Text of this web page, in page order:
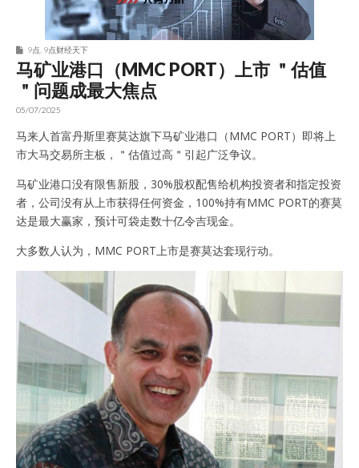
9点 9点财经天下
马矿业港口（MMC PORT）上市 ＂估值
＂问题成最大焦点
05/07/2025
马来人首富丹斯里赛莫达旗下马矿业港口（MMC PORT）即将上
市大马交易所主板，＂估值过高＂引起广泛争议。
马矿业港口没有限售新股，30%股权配售给机构投资者和指定投资
者，公司没有从上市获得任何资金，100%持有MMC PORT的赛莫
达是最大赢家，预计可袋走数十亿令吉现金。
大多数人认为，MMC PORT上市是赛莫达套现行动。